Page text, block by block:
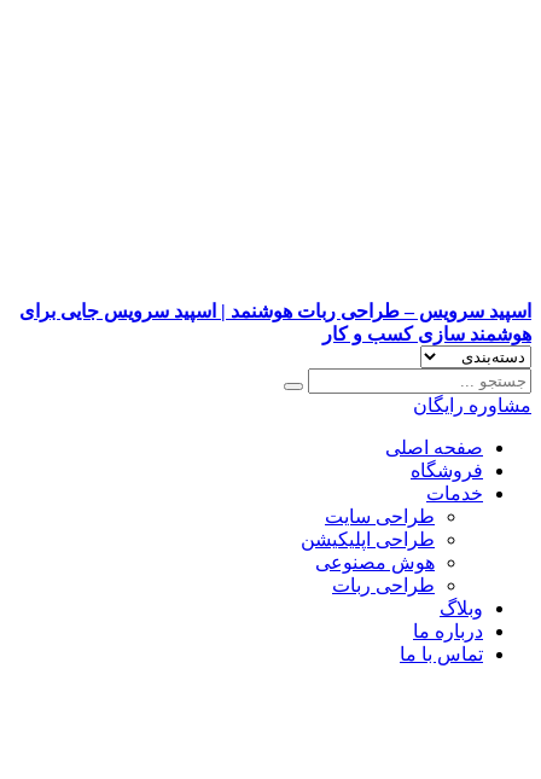
اسپید سرویس – طراحی ربات هوشنمد | اسپید سرویس جایی برای
هوشمند سازی کسب و کار
مشاوره رایگان
صفحه اصلی
فروشگاه
خدمات
طراحی سایت
طراحی اپلیکیشن
هوش مصنوعی
طراحی ربات
وبلاگ
درباره ما
تماس با ما